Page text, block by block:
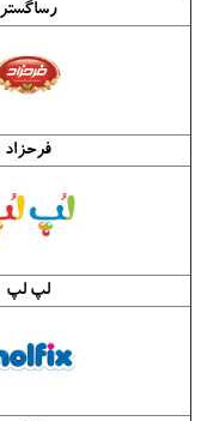
رساگستر
فرحزاد
لپ لپ